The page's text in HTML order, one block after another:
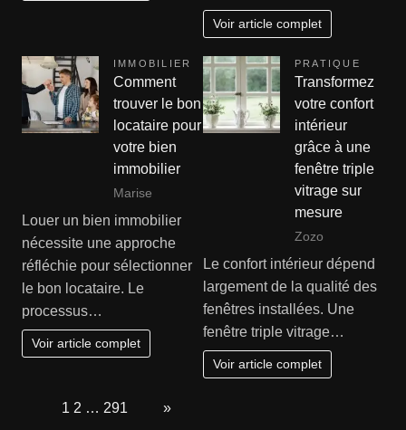
Voir article complet
IMMOBILIER
Comment
trouver le bon
locataire pour
votre bien
immobilier
Marise
Louer un bien immobilier
nécessite une approche
réfléchie pour sélectionner
le bon locataire. Le
processus…
Voir article complet
PRATIQUE
Transformez
votre confort
intérieur
grâce à une
fenêtre triple
vitrage sur
mesure
Zozo
Le confort intérieur dépend
largement de la qualité des
fenêtres installées. Une
fenêtre triple vitrage…
Voir article complet
1 2 … 291 »